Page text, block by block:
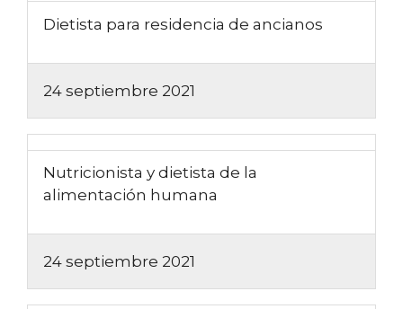
Dietista para residencia de ancianos
24 septiembre 2021
Nutricionista y dietista de la
alimentación humana
24 septiembre 2021